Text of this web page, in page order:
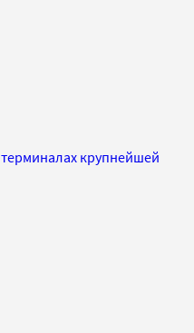
крупнейшей